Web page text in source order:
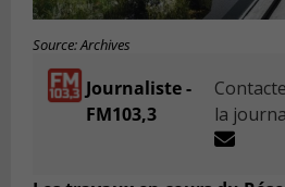
Source: Archives
Journaliste -
FM103,3
la